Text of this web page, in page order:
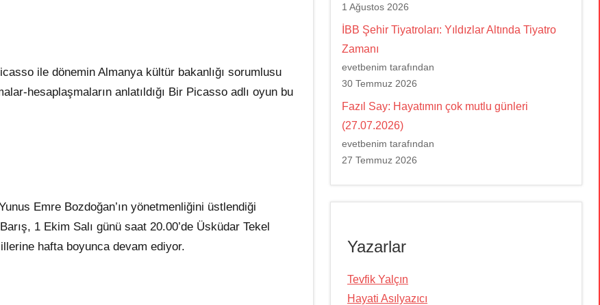
ile dönemin Almanya kültür bakanlığı sorumlusu
hesaplaşmaların anlatıldığı Bir Picasso adlı oyun bu
Emre Bozdoğan’ın yönetmenliğini üstlendiği
1 Ekim Salı günü saat 20.00’de Üsküdar Tekel
hafta boyunca devam ediyor.
1 Ağustos 2026
İBB Şehir Tiyatroları: Yıldızlar Altında Tiyatro
Zamanı
evetbenim tarafından
30 Temmuz 2026
Fazıl Say: Hayatımın çok mutlu günleri
(27.07.2026)
evetbenim tarafından
27 Temmuz 2026
Yazarlar
Tevfik Yalçın
Hayati Asılyazıcı